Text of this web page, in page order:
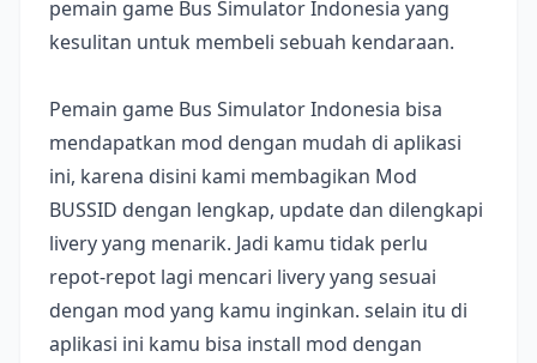
pemain game Bus Simulator Indonesia yang
kesulitan untuk membeli sebuah kendaraan.
Pemain game Bus Simulator Indonesia bisa
mendapatkan mod dengan mudah di aplikasi
ini, karena disini kami membagikan Mod
BUSSID dengan lengkap, update dan dilengkapi
livery yang menarik. Jadi kamu tidak perlu
repot-repot lagi mencari livery yang sesuai
dengan mod yang kamu inginkan. selain itu di
aplikasi ini kamu bisa install mod dengan